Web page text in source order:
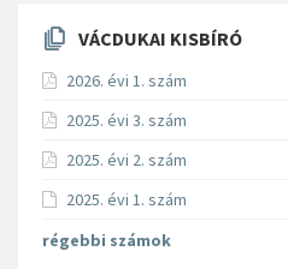
VÁCDUKAI KISBÍRÓ
2026. évi 1. szám
2025. évi 3. szám
2025. évi 2. szám
2025. évi 1. szám
régebbi számok